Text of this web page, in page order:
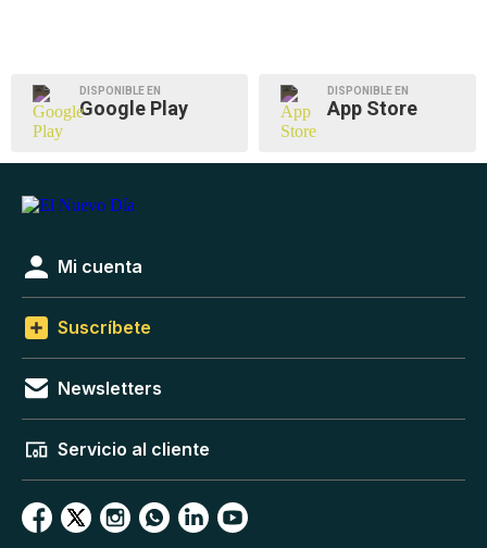
DISPONIBLE EN
Google Play
DISPONIBLE EN
App Store
Mi cuenta
Suscríbete
Newsletters
Servicio al cliente